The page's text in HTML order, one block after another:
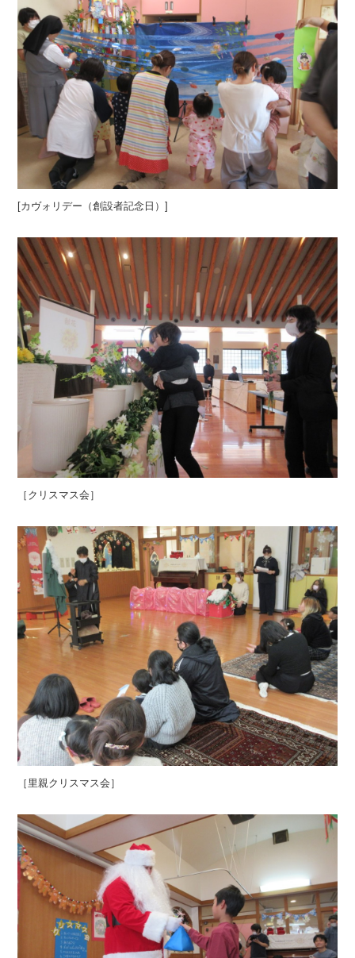
[カヴォリデー（創設者記念日）]
［クリスマス会］
［里親クリスマス会］